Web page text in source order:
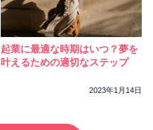
起業に最適な時期はいつ？夢を
叶えるための適切なステップ
2023年1月14日